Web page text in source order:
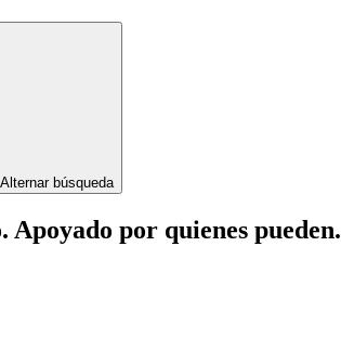
Alternar búsqueda
por quienes pueden.